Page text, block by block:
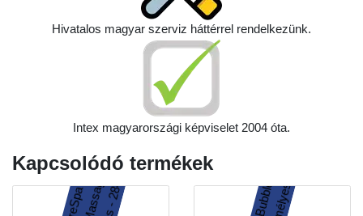
Hivatalos magyar szerviz háttérrel rendelkezünk.
Intex magyarországi képviselet 2004 óta.
Kapcsolódó termékek